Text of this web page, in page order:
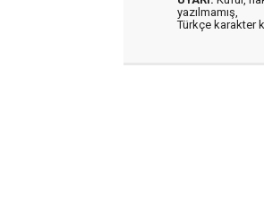
yazılmamış,
Türkçe karakter